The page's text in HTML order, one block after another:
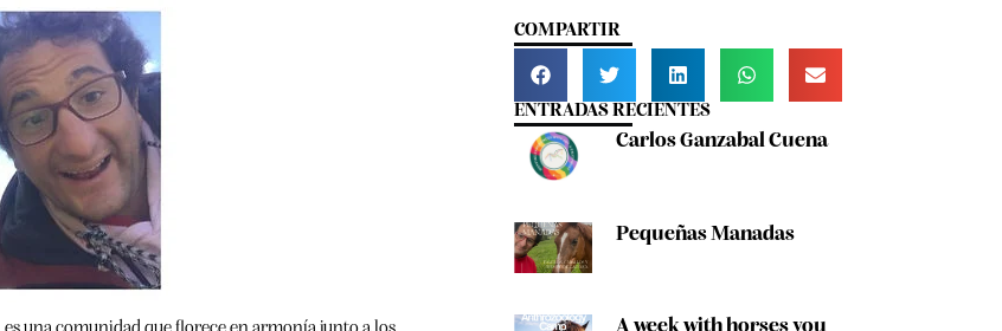
COMPARTIR
ENTRADAS RECIENTES
Carlos Ganzabal Cuena
Pequeñas Manadas
A week with horses you